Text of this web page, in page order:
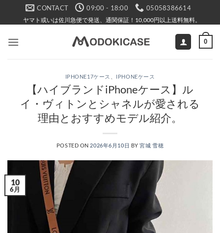
CONTACT 09:00 - 18:00 05058386614
ヤマト或いは佐川急便で発送、通関保証！10,000円以上送料無料。
0
IPHONE17ケース IPHONEケース
【ハイブランドiPhoneケース】ル
イ・ヴィトンとシャネルが愛される
理由とおすすめモデル紹介。
POSTED ON 2026年6月10日 BY宮城 雪穂
10
6月